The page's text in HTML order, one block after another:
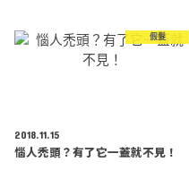
假髮
2018.11.15
惱人禿頭？有了它一蓋就不見！